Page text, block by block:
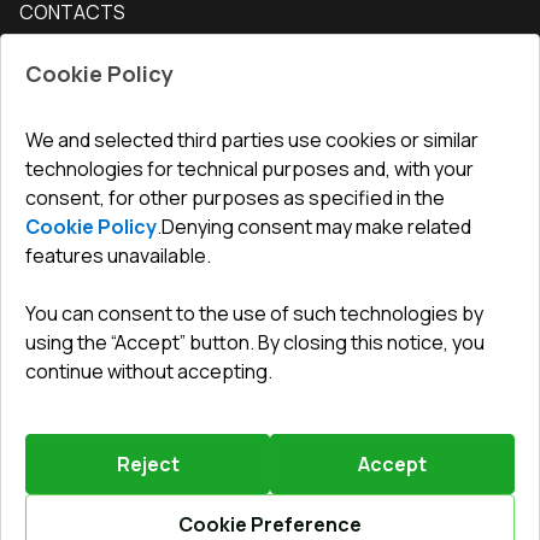
Interior doors
How to measure windows
For companies, cooperation
Conditions for returning goods
Guarantee
CONTACTS
undefined(undefined)
info@toptechnik.com.pl
Polityka prywatności
REGULAMIN
©2026.All right reserved.Powered byVitrager.com.
Report a problem?
Cookie Policy
We and selected third parties use cookies or similar
technologies for technical purposes and, with your
consent, for other purposes as specified in the
Cookie Policy.Denying consent may make related
features unavailable.
You can consent to the use of such technologies by
using the “Accept” button. By closing this notice, you
continue without accepting.
Reject Accept
Cookie Preference